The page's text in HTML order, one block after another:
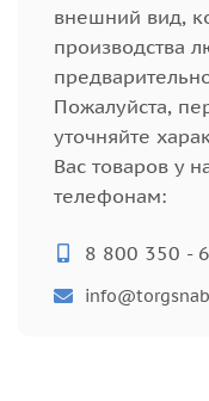
внешний вид,
производства
Пожалуйста,
уточняйте
Вас товаров у
телефонам:
8 800 350 -